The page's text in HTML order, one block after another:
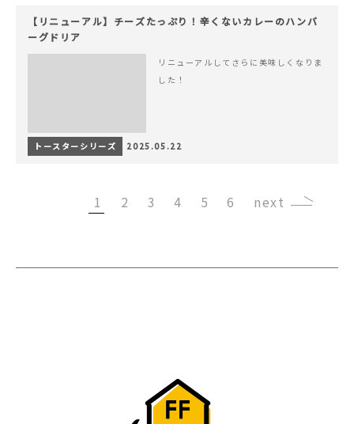
【リニューアル】チーズたっぷり！辛くないカレーのハンバ
ーグドリア
リニューアルしてさらに美味しくなりま
した！
トースターシリーズ 2025.05.22
1 2 3 4 5 6 ›